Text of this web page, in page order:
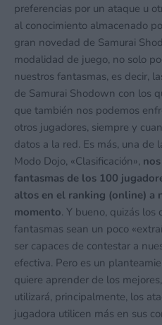
preferencias por un ataque u
al conocimiento almacenado
gran novedad de Samurai
modalidad de juego, no solo
nuestros fantasmas, es decir,
de Samurai Shodown con los
que también nos podemos
otros jugadores, siempre y
datos a la red. Es más, una de
Modo Dojo, «Clasificación»,
fantasmas de los 100
altos en el ranking (online) a
momento. Y bueno, quizás los
fantasmas sean un poco
ser capaces de contestar a
efectiva. Pero es un
quiere aprender de los
utilizará, principalmente, los
jugadora utilicen más en sus